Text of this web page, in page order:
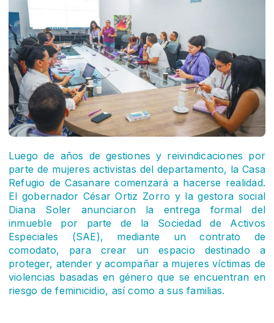
Luego de años de gestiones y reivindicaciones por
parte de mujeres activistas del departamento, la Casa
Refugio de Casanare comenzará a hacerse realidad.
El gobernador César Ortiz Zorro y la gestora social
Diana Soler anunciaron la entrega formal del
inmueble por parte de la Sociedad de Activos
Especiales (SAE), mediante un contrato de
comodato, para crear un espacio destinado a
proteger, atender y acompañar a mujeres víctimas de
violencias basadas en género que se encuentran en
riesgo de feminicidio, así como a sus familias.